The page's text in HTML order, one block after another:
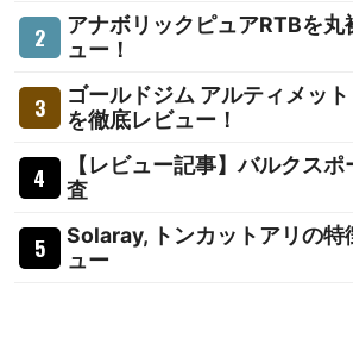
アナボリックピュアRTBを
ュー！
ゴールドジム アルティメッ
を徹底レビュー！
【レビュー記事】バルクス
査
Solaray, トンカットアリの特
ュー